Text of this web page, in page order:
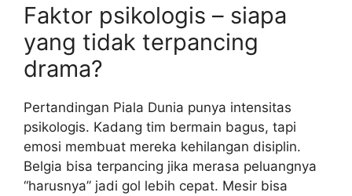
Faktor psikologis – siapa
yang tidak terpancing
drama?
Pertandingan Piala Dunia punya intensitas
psikologis. Kadang tim bermain bagus, tapi
emosi membuat mereka kehilangan disiplin.
Belgia bisa terpancing jika merasa peluangnya
“harusnya” jadi gol lebih cepat. Mesir bisa